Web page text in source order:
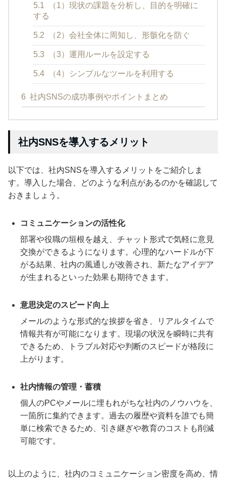
5.1
（1）現状の課題を分析し、目的を明確に
する
5.2 （2）会社全体に周知し、形骸化を防ぐ
5.3 （3）運用ルールを設定する
5.4 （4）シンプルなツールを利用する
6 社内SNSの成功事例やポイントまとめ
社内SNSを導入するメリット
以下では、社内SNSを導入するメリットをご紹介しま
す。導入した場合、どのような利点があるのかを確認して
おきましょう。
コミュニケーションの活性化
部署や役職の垣根を越え、チャット形式で気軽に意見
交換ができるようになります。心理的なハードルが下
がる結果、社内の風通しが改善され、新たなアイデア
が生まれるといった効果も期待できます。
意思決定のスピード向上
メールのような形式的な挨拶を省き、リアルタイムで
情報共有が可能になります。現場の状況を瞬時に共有
できるため、トラブル対応や判断のスピードが格段に
上がります。
社内情報の管理・蓄積
個人のPCやメールに埋もれがちな社内のノウハウを、
一箇所に集約できます。過去の履歴や資料を誰でも簡
単に検索できるため、引き継ぎや教育のコストも削減
可能です。
以上のように、社内のコミュニケーション密度を高め、情